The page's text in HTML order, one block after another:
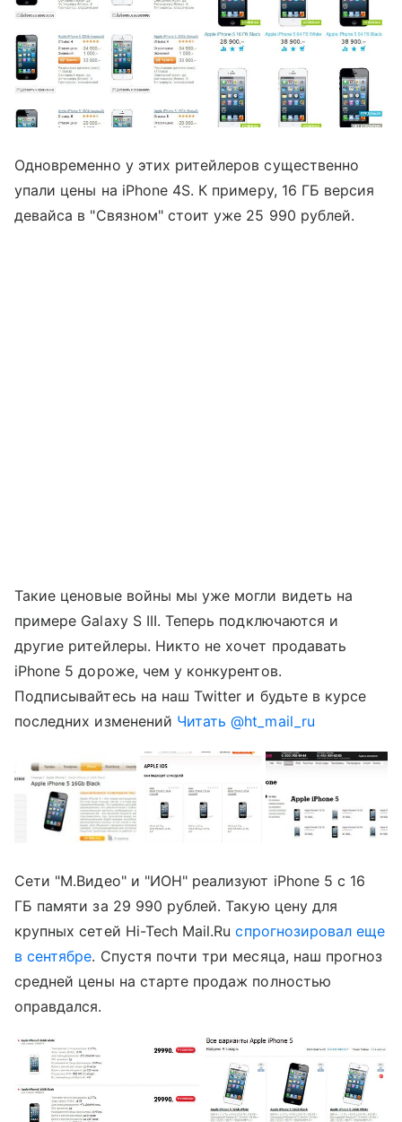
Одновременно у этих ритейлеров существенно
упали цены на iPhone 4S. К примеру, 16 ГБ версия
девайса в "Связном" стоит уже 25 990 рублей.
Такие ценовые войны мы уже могли видеть на
примере Galaxy S III. Теперь подключаются и
другие ритейлеры. Никто не хочет продавать
iPhone 5 дороже, чем у конкурентов.
Подписывайтесь на наш Twitter и будьте в курсе
последних изменений Читать @ht_mail_ru
Сети "М.Видео" и "ИОН" реализуют iPhone 5 с 16
ГБ памяти за 29 990 рублей. Такую цену для
крупных сетей Hi-Tech Mail.Ruспрогнозировал еще
в сентябре. Спустя почти три месяца, наш прогноз
средней цены на старте продаж полностью
оправдался.